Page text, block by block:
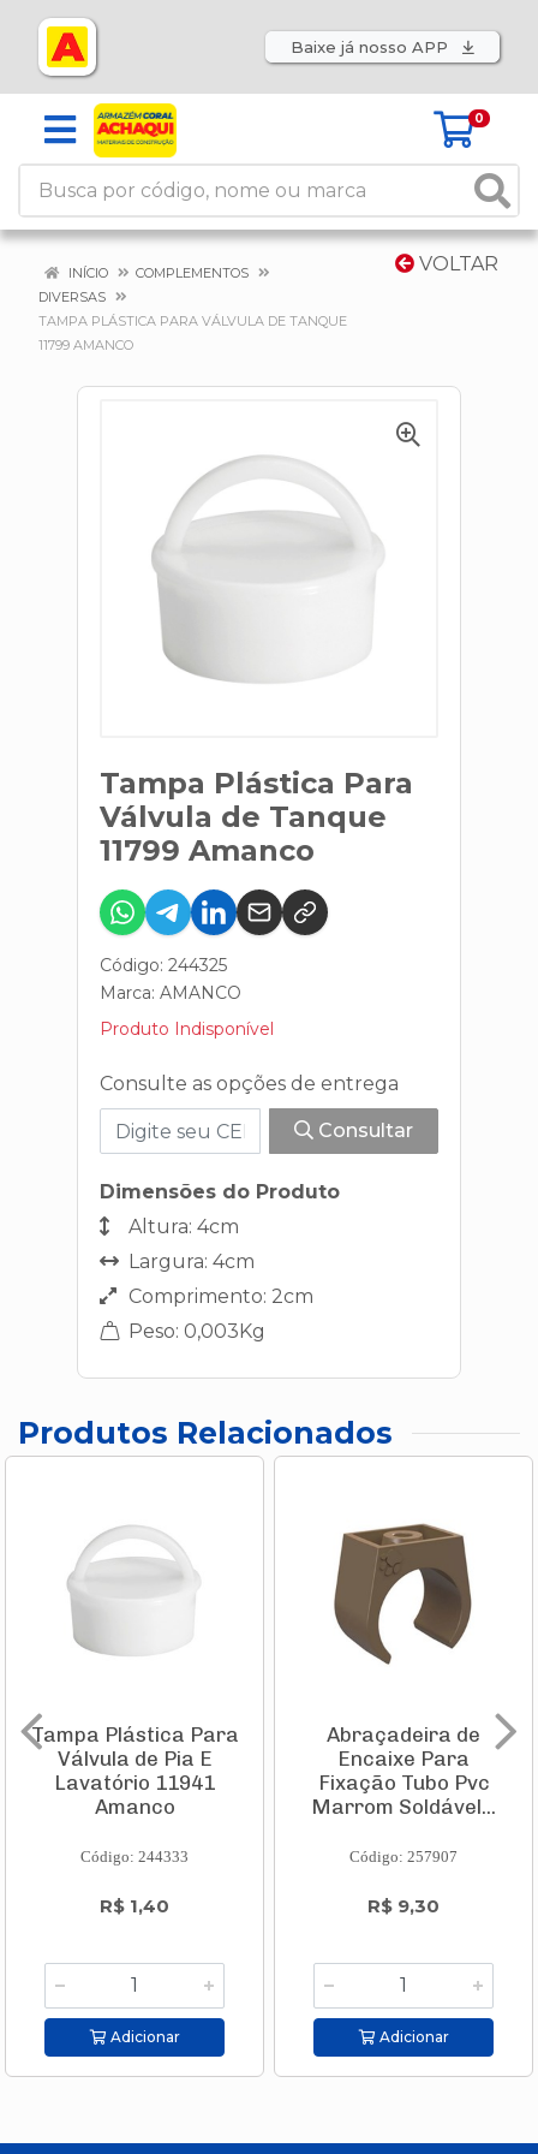
Baixe já nosso APP
0
VOLTAR
INÍCIO
COMPLEMENTOS
DIVERSAS
TAMPA PLÁSTICA PARA VÁLVULA DE TANQUE
11799 AMANCO
Tampa Plástica Para
Válvula de Tanque
11799 Amanco
Código: 244325
Marca: AMANCO
Produto Indisponível
Consulte as opções de entrega
Consultar
Dimensões do Produto
Altura: 4cm
Largura: 4cm
Comprimento: 2cm
Peso: 0,003Kg
Produtos Relacionados
Tampa Plástica Para
Válvula de Pia E
Lavatório 11941
Amanco
Código: 244333
R$ 1,40
Adicionar
Abraçadeira de
Encaixe Para
Fixação Tubo Pvc
Marrom Soldável...
Código: 257907
R$ 9,30
Adicionar